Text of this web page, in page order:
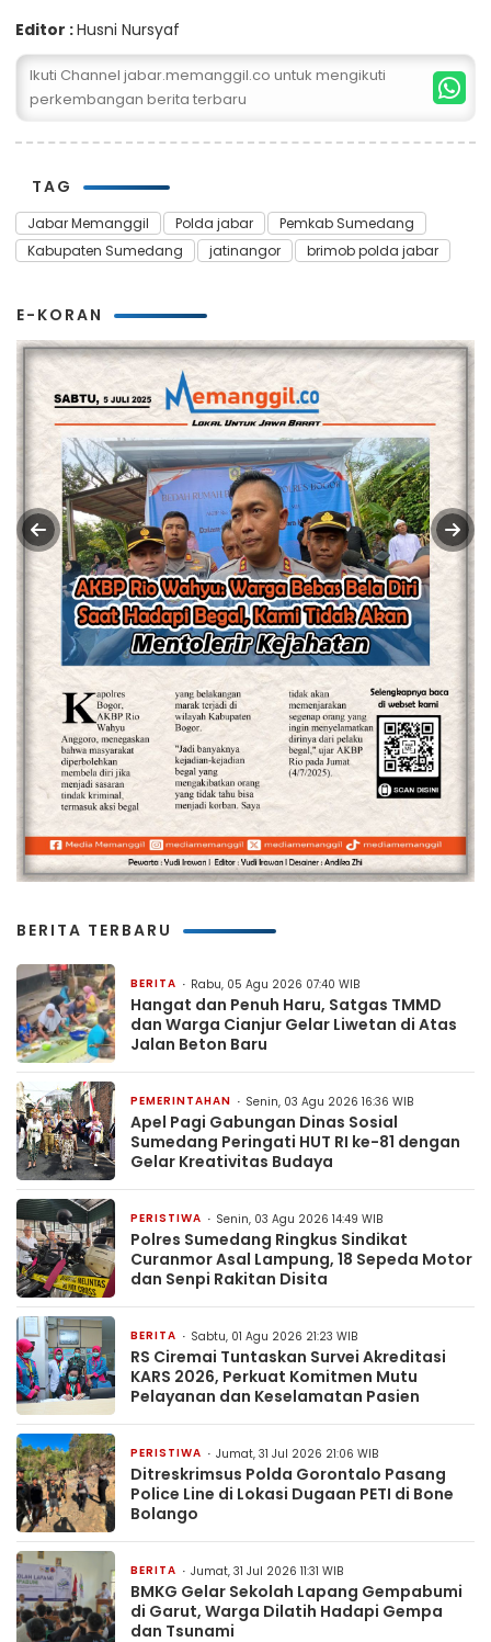
Editor :Husni Nursyaf
Ikuti Channel jabar.memanggil.co untuk mengikuti
perkembangan berita terbaru
TAG
Jabar Memanggil Polda jabar
Pemkab Sumedang
Kabupaten Sumedang
jatinangor brimob polda jabar
E-KORAN
BERITA TERBARU
BERITA Rabu, 05 Agu 2026 07:40 WIB
Hangat dan Penuh Haru, Satgas TMMD
dan Warga Cianjur Gelar Liwetan di Atas
Jalan Beton Baru
PEMERINTAHAN Senin, 03 Agu 2026 16:36 WIB
Apel Pagi Gabungan Dinas Sosial
Sumedang Peringati HUT RI ke-81 dengan
Gelar Kreativitas Budaya
PERISTIWA Senin, 03 Agu 2026 14:49 WIB
Polres Sumedang Ringkus Sindikat
Curanmor Asal Lampung, 18 Sepeda Motor
dan Senpi Rakitan Disita
BERITA Sabtu, 01 Agu 2026 21:23 WIB
RS Ciremai Tuntaskan Survei Akreditasi
KARS 2026, Perkuat Komitmen Mutu
Pelayanan dan Keselamatan Pasien
PERISTIWA Jumat, 31 Jul 2026 21:06 WIB
Ditreskrimsus Polda Gorontalo Pasang
Police Line di Lokasi Dugaan PETI di Bone
Bolango
BERITA Jumat, 31 Jul 2026 11:31 WIB
BMKG Gelar Sekolah Lapang Gempabumi
di Garut, Warga Dilatih Hadapi Gempa
dan Tsunami